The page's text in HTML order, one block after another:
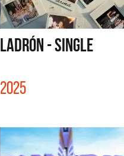
LADRÓN - SINGLE
2025